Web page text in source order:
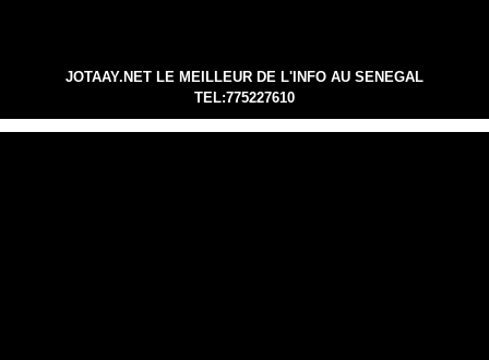
JOTAAY.NET LE MEILLEUR DE L'INFO AU SENEGAL
TEL:775227610